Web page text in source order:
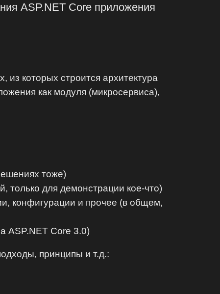
ASP.NET Core приложения
которых строится архитектура
как модуля (микросервиса),
тоже)
только для демонстрации кое-что)
конфигурации и прочее (в общем,
ASP.NET Core 3.0)
принципы и т.д.: